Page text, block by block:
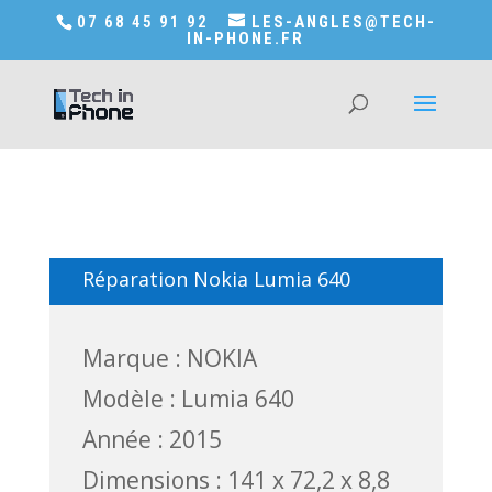
Accédez a Shop-in-tech-in-phone
07 68 45 91 92
LES-ANGLES@TECH-
IN-PHONE.FR
Réparation Nokia Lumia 640
Marque : NOKIA
Modèle : Lumia 640
Année : 2015
Dimensions : 141 x 72,2 x 8,8